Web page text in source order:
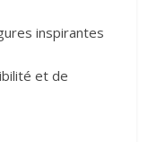
inspirantes
et de